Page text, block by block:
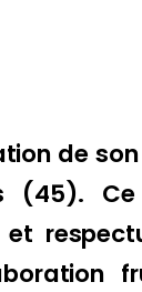
de
(45). Ce